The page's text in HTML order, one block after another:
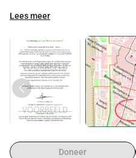
Groenste
culinaire droom
worden! Eerlijk is
even lezen zijn,
precies waar u
met een bedrag
Lees meer
Doneer